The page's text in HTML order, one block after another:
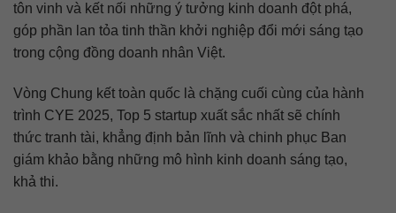
tôn vinh và kết nối những ý tưởng kinh doanh đột phá,
góp phần lan tỏa tinh thần khởi nghiệp đổi mới sáng tạo
trong cộng đồng doanh nhân Việt.
Vòng Chung kết toàn quốc là chặng cuối cùng của hành
trình CYE 2025, Top 5 startup xuất sắc nhất sẽ chính
thức tranh tài, khẳng định bản lĩnh và chinh phục Ban
giám khảo bằng những mô hình kinh doanh sáng tạo,
khả thi.